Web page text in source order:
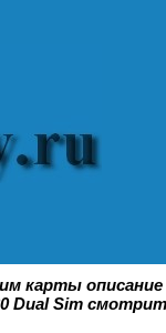
карты
Dual Sim